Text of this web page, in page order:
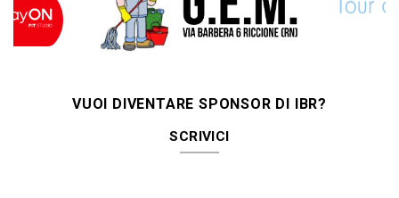
VUOI DIVENTARE SPONSOR DI IBR?
SCRIVICI